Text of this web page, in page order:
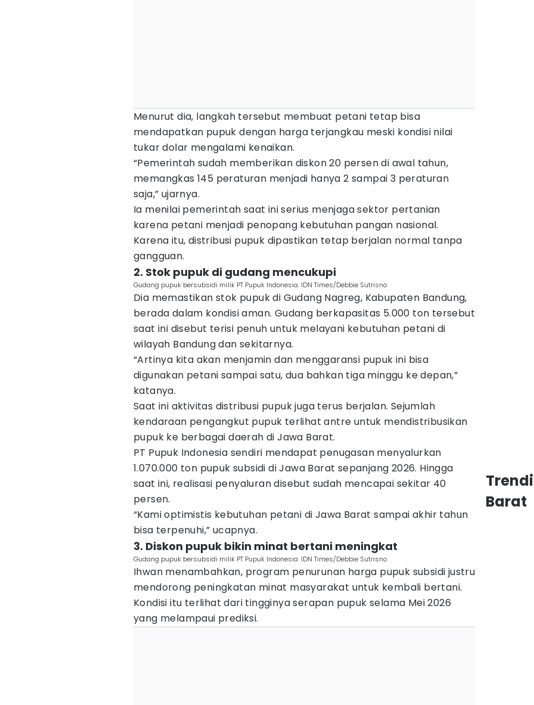
Menurut dia, langkah tersebut membuat petani tetap bisa
mendapatkan pupuk dengan harga terjangkau meski kondisi nilai
tukar dolar mengalami kenaikan.
“Pemerintah sudah memberikan diskon 20 persen di awal tahun,
memangkas 145 peraturan menjadi hanya 2 sampai 3 peraturan
saja,” ujarnya.
Ia menilai pemerintah saat ini serius menjaga sektor pertanian
karena petani menjadi penopang kebutuhan pangan nasional.
Karena itu, distribusi pupuk dipastikan tetap berjalan normal tanpa
gangguan.
2. Stok pupuk di gudang mencukupi
Gudang pupuk bersubsidi milik PT Pupuk Indonesia. IDN Times/Debbie Sutrisno
Dia memastikan stok pupuk di Gudang Nagreg, Kabupaten Bandung,
berada dalam kondisi aman. Gudang berkapasitas 5.000 ton tersebut
saat ini disebut terisi penuh untuk melayani kebutuhan petani di
wilayah Bandung dan sekitarnya.
“Artinya kita akan menjamin dan menggaransi pupuk ini bisa
digunakan petani sampai satu, dua bahkan tiga minggu ke depan,”
katanya.
Saat ini aktivitas distribusi pupuk juga terus berjalan. Sejumlah
kendaraan pengangkut pupuk terlihat antre untuk mendistribusikan
pupuk ke berbagai daerah di Jawa Barat.
PT Pupuk Indonesia sendiri mendapat penugasan menyalurkan
1.070.000 ton pupuk subsidi di Jawa Barat sepanjang 2026. Hingga
saat ini, realisasi penyaluran disebut sudah mencapai sekitar 40
persen.
“Kami optimistis kebutuhan petani di Jawa Barat sampai akhir tahun
bisa terpenuhi,” ucapnya.
3. Diskon pupuk bikin minat bertani meningkat
Gudang pupuk bersubsidi milik PT Pupuk Indonesia. IDN Times/Debbie Sutrisno
Ihwan menambahkan, program penurunan harga pupuk subsidi justru
mendorong peningkatan minat masyarakat untuk kembali bertani.
Kondisi itu terlihat dari tingginya serapan pupuk selama Mei 2026
yang melampaui prediksi.
Barat